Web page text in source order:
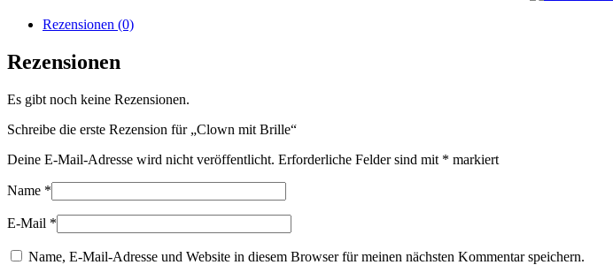
Rezensionen (0)
Rezensionen
Es gibt noch keine Rezensionen.
Schreibe die erste Rezension für „Clown mit Brille“
Deine E-Mail-Adresse wird nicht veröffentlicht. Erforderliche Felder sind mit * markiert
Name *
E-Mail *
Name, E-Mail-Adresse und Website in diesem Browser für meinen nächsten Kommentar speichern.